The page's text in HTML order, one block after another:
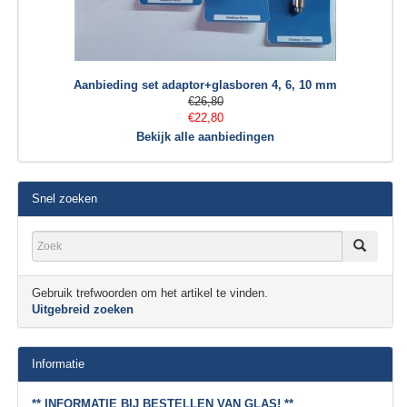
Aanbieding set adaptor+glasboren 4, 6, 10 mm
€26,80
€22,80
Bekijk alle aanbiedingen
Snel zoeken
Gebruik trefwoorden om het artikel te vinden.
Uitgebreid zoeken
Informatie
** INFORMATIE BIJ BESTELLEN VAN GLAS! **